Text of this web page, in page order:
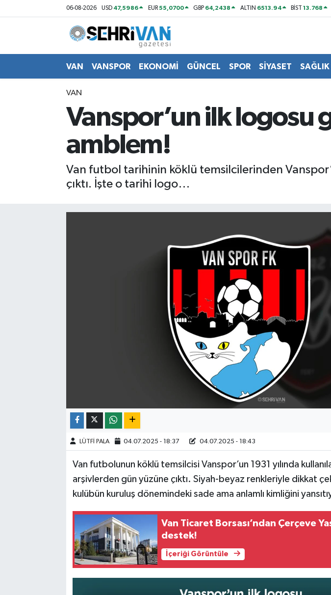
06-08-2026 USD 47,5986 EUR55,0700 GBP 64,2438 ALTIN 6513.94 BİST13.768
VAN VANSPOR EKONOMİ GÜNCEL SPOR SİYASET SAĞLIK
VAN
Vanspor’un ilk logosu
amblem!
Van futbol tarihinin köklü temsilcilerinden
çıktı. İşte o tarihi logo…
LÜTFİ PALA 04.07.2025 - 18:37 04.07.2025 - 18:43
Van futbolunun köklü temsilcisi Vanspor’un 1931 yılında
arşivlerden gün yüzüne çıktı. Siyah-beyaz renkleriyle dikkat
kulübün kuruluş dönemindeki sade ama anlamlı kimliğini
Van Ticaret Borsası’ndan Çerçeve
destek!
İçeriği Görüntüle
Van Nöbetçi Eczaneler
Van Hava Durumu
Van Trafik Yoğunluk Haritası
Süper Lig Puan Durumu ve Fikstür
Son Dakika Haberleri
Haber Arşivi